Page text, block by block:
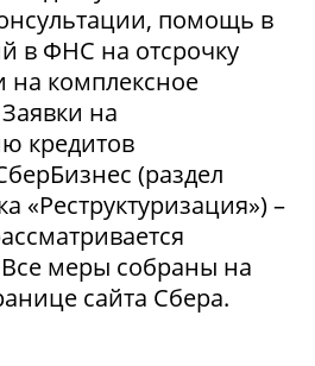
помощь в
в ФНС на отсрочку
на комплексное
на
кредитов
(раздел
«Реструктуризация») –
меры собраны на
сайта Сбера.